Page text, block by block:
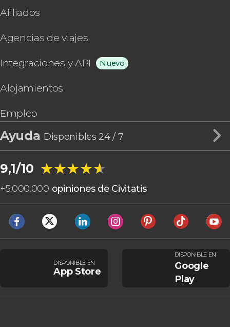
Afiliados
Agencias de viajes
Integraciones y API Nuevo
Alojamientos
Empleo
Ayuda Disponibles 24 / 7
9,1/10 ★★★★★
★★★★★
+5.000.000 opiniones de Civitatis
DISPONIBLE EN
App Store
DISPONIBLE EN
Google
Play